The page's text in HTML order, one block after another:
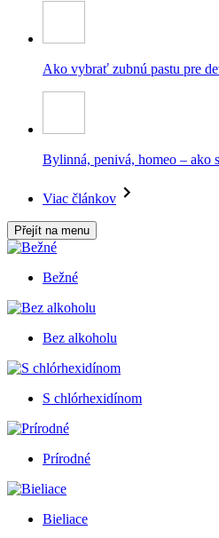
Ako vybrať zubnú pastu pre
Bylinná, penivá, homeo – ako
Viac článkov
Přejít na menu
Bežné
Bez alkoholu
S chlórhexidínom
Prírodné
Bieliace